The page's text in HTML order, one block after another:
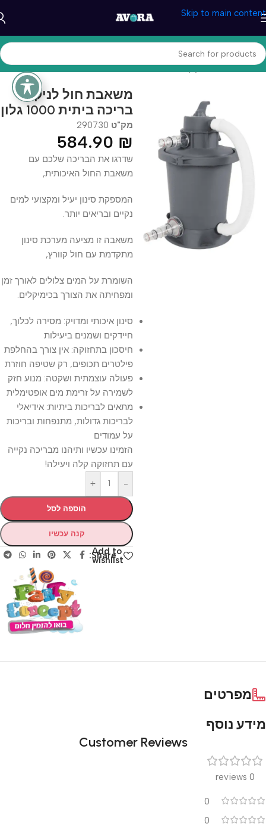
Skip to main content
עמוד הבית/מוצרי קיץ/בריכות ואביזרים
משאבת חול לניקוי
בריכה ביתית 1000 גלון
מק"ט 290730
584.90 ₪
שדרגו את הבריכה שלכם עם
משאבת החול האיכותית,
המספקת סינון יעיל ומקצועי למים
נקיים ובריאים יותר.
משאבה זו מציעה מערכת סינון
מתקדמת עם חול קוורץ,
השומרת על המים צלולים לאורך זמן
ומפחיתה את הצורך בכימיקלים.
סינון איכותי ומדויק: מסירה לכלוך,
חיידקים ושמנים ביעילות
חיסכון בתחזוקה: אין צורך בהחלפת
פילטרים תכופים, רק שטיפה חוזרת
פעולה עוצמתית ושקטה: מנוע חזק
לשמירה על זרימת מים אופטימלית
מתאים לבריכות ביתיות: אידיאלי
לבריכות גדולות, מתנפחות ובריכות
על עמודים
הזמינו עכשיו ותיהנו מבריכה נקייה
עם תחזוקה קלה ויעילה!
-
+
הוספה לסל
קנה עכשיו
Add to
wishlist
Share:
מפרטים
מידע נוסף
Customer Reviews
0 reviews
0
0